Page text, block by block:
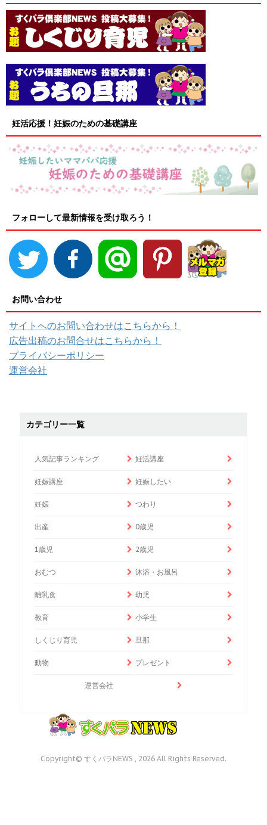
妊活応援！妊娠のための基礎講座
フォローして最新情報を受け取ろう！
お問い合わせ
サイトへのお問い合わせはこちらから！
広告出稿のお問合せはこちらから！
プライバシーポリシー
運営会社
カテゴリー一覧
人気記事ランキング 妊活講座
妊娠講座 妊娠したい
妊娠 つわり
出産 0歳児
1歳児 2歳児
おむつ 沐浴・お風呂
離乳食 幼児
教育 小学生
しくじり育児 旦那
動物 プレゼント
運営会社
Copyright© すくパラNEWS , 2026 All Rights Reserved.